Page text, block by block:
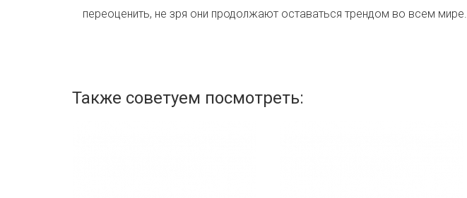
переоценить, не зря они продолжают оставаться трендом во всем мире.
Также советуем посмотреть: